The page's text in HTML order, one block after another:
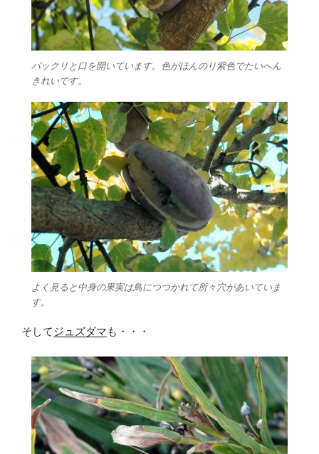
パックリと口を開いています。色がほんのり紫色でたいへん
きれいです。
よく見ると中身の果実は鳥につつかれて所々穴があいていま
す。
そしてジュズダマ も・・・